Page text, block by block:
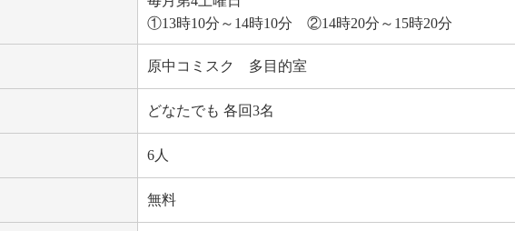
①13時10分～14時10分 ②14時20分～15時20分
原中コミスク 多目的室
どなたでも 各回3名
6人
無料